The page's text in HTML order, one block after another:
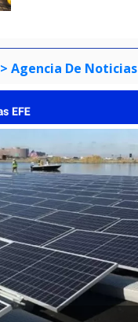
> Agencia De Noticias